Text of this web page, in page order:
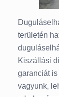
területén
Kiszállási
garanciát
vagyunk,